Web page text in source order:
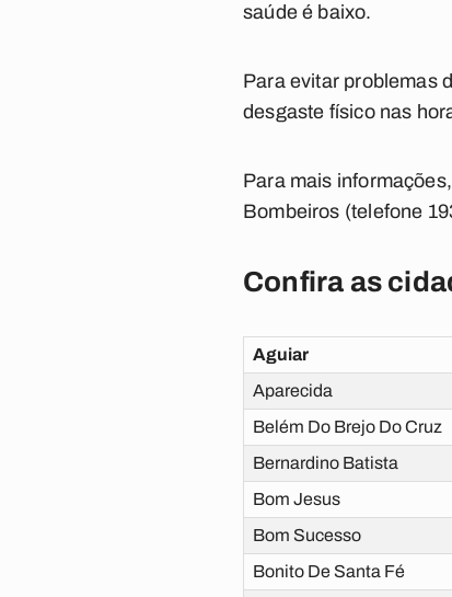
saúde é baixo.
Para evitar problemas
desgaste físico nas
Para mais
Bombeiros (telefone
Confira as
Aguiar
Aparecida
Belém Do Brejo Do Cruz
Bernardino Batista
Bom Jesus
Bom Sucesso
Bonito De Santa Fé